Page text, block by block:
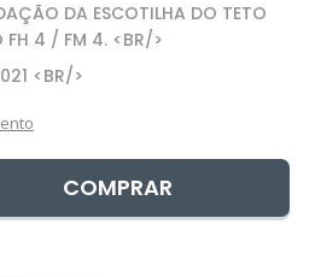
DA ESCOTILHA DO TETO
FH 4 / FM 4. <BR/>
<BR/>
COMPRAR